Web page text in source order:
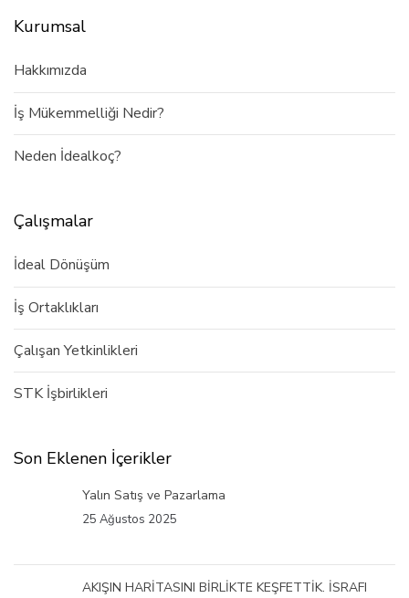
Kurumsal
Hakkımızda
İş Mükemmelliği Nedir?
Neden İdealkoç?
Çalışmalar
İdeal Dönüşüm
İş Ortaklıkları
Çalışan Yetkinlikleri
STK İşbirlikleri
Son Eklenen İçerikler
Yalın Satış ve Pazarlama
25 Ağustos 2025
AKIŞIN HARİTASINI BİRLİKTE KEŞFETTİK. İSRAFI